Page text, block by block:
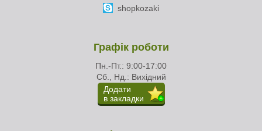
Графік роботи
Пн.-Пт.: 9:00-17:00
Сб., Нд.: Вихідний
Додати
в закладки
shopkozaki